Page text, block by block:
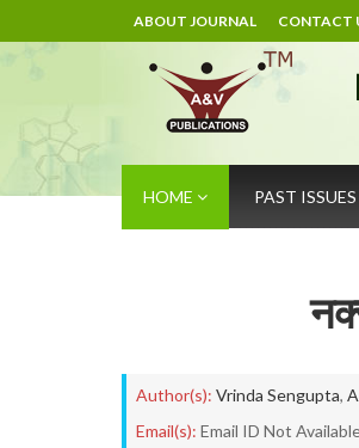
ABOUT JOURNAL CONTACT
HOME PAST ISSUES
Author(s): Vrinda Sengupta,
Email(s): Email ID Not